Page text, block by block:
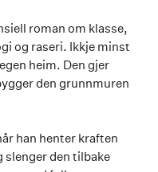
roman om klasse,
og raseri. Ikkje minst
heim. Den gjer
den grunnmuren
han henter kraften
slenger den tilbake